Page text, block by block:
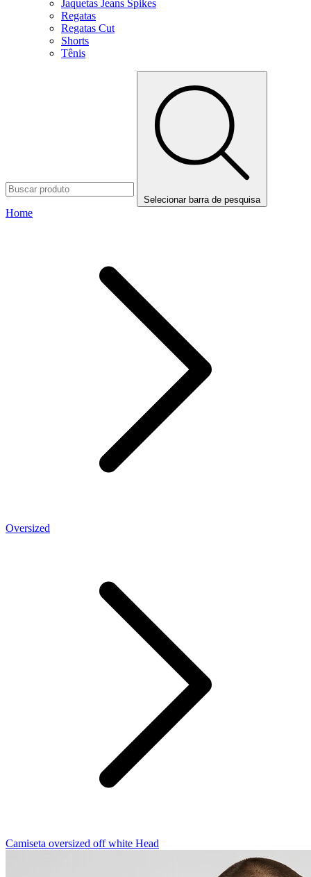
Jaquetas Jeans Spikes
Regatas
Regatas Cut
Shorts
Tênis
Selecionar barra de pesquisa
Home
Oversized
Camiseta oversized off white Head